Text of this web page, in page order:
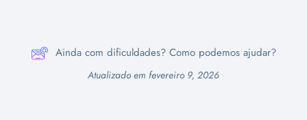
Ainda com dificuldades? Como podemos ajudar?
Atualizado em fevereiro 9, 2026